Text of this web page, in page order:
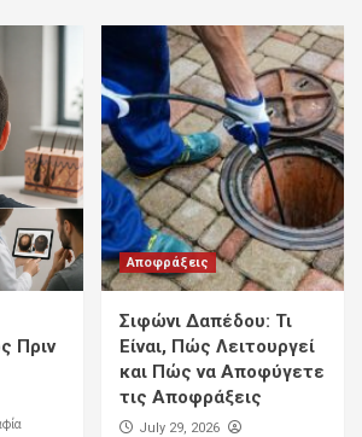
Πριν
Αποφράξεις
Σιφώνι Δαπέδου: Τι
Είναι, Πώς Λειτουργεί
και Πώς να Αποφύγετε
τις Αποφράξεις
July 29, 2026